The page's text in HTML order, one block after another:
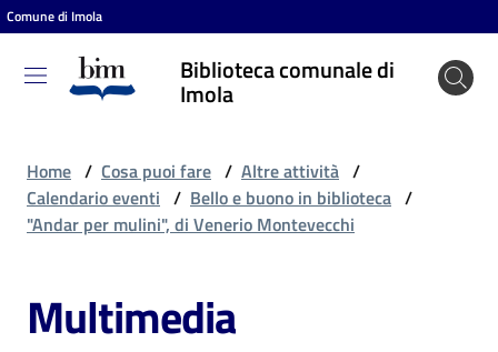
Vai al contenuto
Vai alla navigazione
Vai al footer
Comune di Imola
Biblioteca comunale di
Imola
Biblioteca
comunale
Cosa
Home / Cosa puoi fare / Altre attività /
Calendario eventi / Bello e buono in biblioteca /
"Andar per mulini", di Venerio Montevecchi
Multimedia